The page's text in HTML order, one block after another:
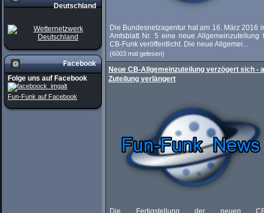
Deutschland
Facebook
Folge uns auf Facebook
Fun-Funk auf Facebook
Die Bundesnetzagentur hat am 16. März 2016
Amtsblatt Nr. 5 eine neue Allgemeinzuteilung
CB-Funk veröffentlicht. Die neue Allgemei...
(6003 mal gelesen)
Neue CB-Allgemeinzuteilung verzögert sich -
Zuteilung verlängert
Die Fertigstellung der neuen CB-